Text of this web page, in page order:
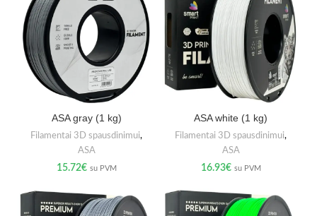
ASA gray (1 kg)
Filamentai 3D spausdinimui,
ASA
15.72€ su PVM
ASA white (1 kg)
Filamentai 3D spausdinimui,
ASA
16.93€ su PVM